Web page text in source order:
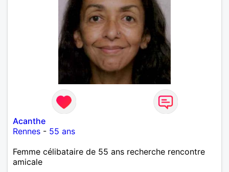
Acanthe
Rennes - 55 ans
Femme célibataire de 55 ans recherche rencontre
amicale